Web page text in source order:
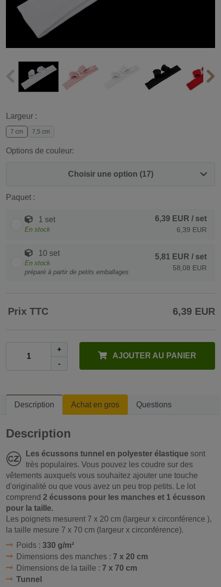
Largeur :
7 cm 7,5 cm
Options de couleur:
Choisir une option (17)
Paquet :
1 set
En stock
6,39 EUR / set
6,39 EUR
10 set
En stock
préparé à partir de petits emballages
5,81 EUR / set
58,08 EUR
Prix TTC 6,39 EUR
+
-
AJOUTER AU PANIER
Description Achat en gros Questions
Description
Les écussons tunnel en polyester élastique sont
très populaires. Vous pouvez les coudre sur des
vêtements auxquels vous souhaitez ajouter une touche
d'originalité ou que vous avez un peu trop petits. Le lot
comprend 2 écussons pour les manches et 1 écusson
pour la taille.
Les poignets mesurent 7 x 20 cm (largeur x circonférence ),
la taille mesure 7 x 70 cm (largeur x circonférence).
Poids : 330 g/m²
Dimensions des manches : 7 x 20 cm
Dimensions de la taille : 7 x 70 cm
Tunnel